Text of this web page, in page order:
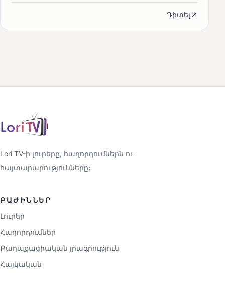
Դիտել
Lori TV-ի լուրերը, հաղորդումներն ու
հայտարարությունները։
ԲԱԺԻՆՆԵՐ
Լուրեր
Հաղորդումներ
Քաղաքացիական լրագրություն
Հայկական